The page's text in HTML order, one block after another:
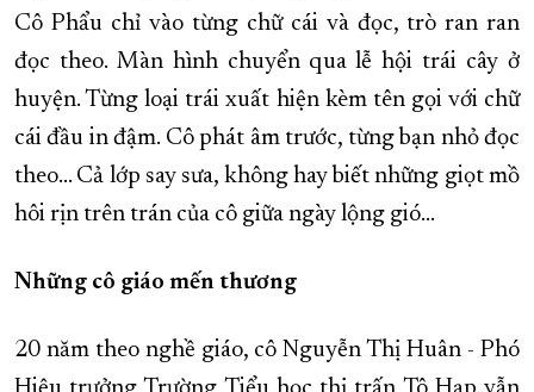
Cô Phẩu chỉ vào từng chữ cái và đọc, trò ran ran
đọc theo. Màn hình chuyển qua lễ hội trái cây ở
huyện. Từng loại trái xuất hiện kèm tên gọi với chữ
cái đầu in đậm. Cô phát âm trước, từng bạn nhỏ đọc
theo... Cả lớp say sưa, không hay biết những giọt mồ
hôi rịn trên trán của cô giữa ngày lộng gió...
Những cô giáo mến thương
20 năm theo nghề giáo, cô Nguyễn Thị Huân - Phó